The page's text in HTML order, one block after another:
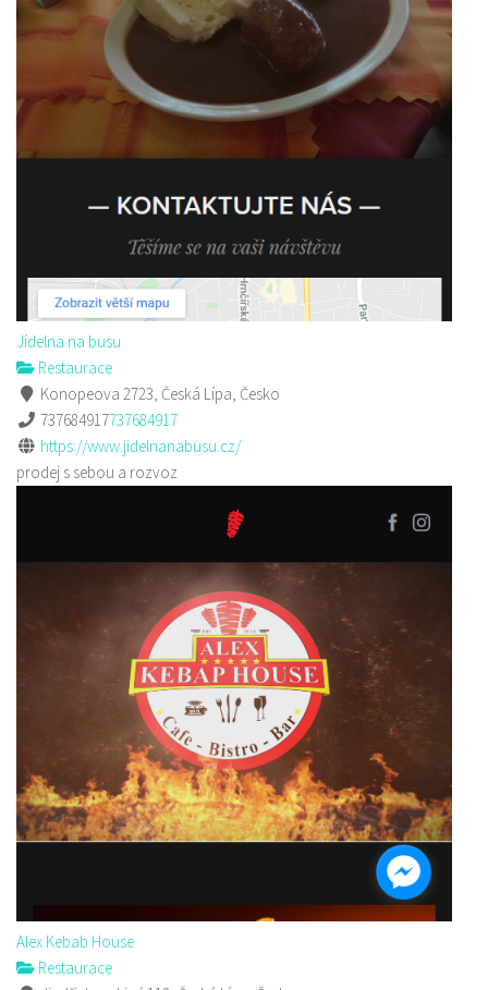
Jídelna na busu
Restaurace
Konopeova 2723, Česká Lípa, Česko
737684917737684917
https://www.jidelnanabusu.cz/
prodej s sebou a rozvoz
Alex Kebab House
Restaurace